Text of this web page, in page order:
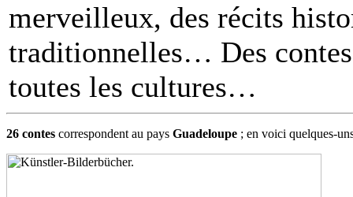
merveilleux, des récits
traditionnelles… Des
toutes les cultures
26 contes correspondent au pays Guadeloupe ; en voici quelques-